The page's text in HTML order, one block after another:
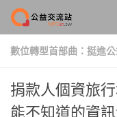
Skip to content
數位轉型首部曲：挺進
捐款人個資旅
能不知道的資訊